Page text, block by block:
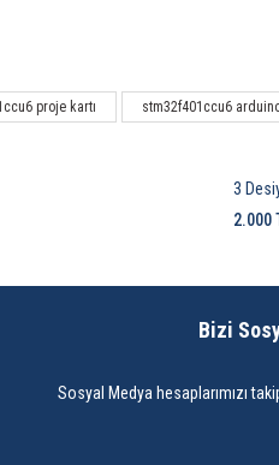
proje kartı stm32f401ccu6
3
2.000
Bizi
Sosyal Medya hesaplarımızı